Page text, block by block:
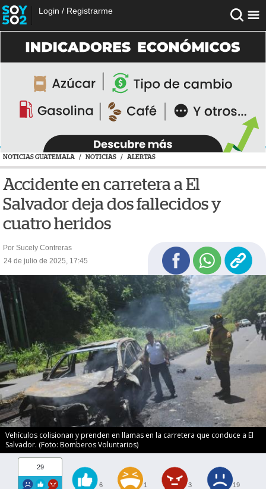
Login / Registrarme
NOTICIAS GUATEMALA / NOTICIAS / ALERTAS
Accidente en carretera a El
Salvador deja dos fallecidos y
cuatro heridos
Por Sucely Contreras
24 de julio de 2025, 17:45
Vehículos colisionan y prenden en llamas en la carretera que conduce a El
Salvador. (Foto: Bomberos Voluntarios)
29
6 1 3 19